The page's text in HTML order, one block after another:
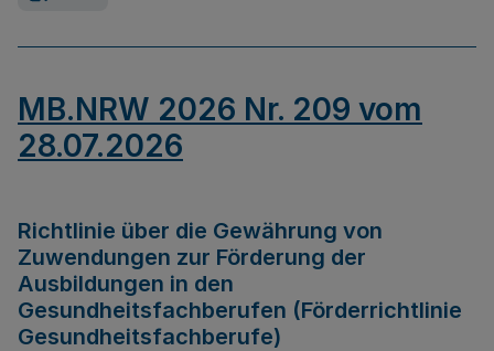
MB.NRW 2026 Nr. 209 vom
28.07.2026
Richtlinie über die Gewährung von
Zuwendungen zur Förderung der
Ausbildungen in den
Gesundheitsfachberufen (Förderrichtlinie
Gesundheitsfachberufe)